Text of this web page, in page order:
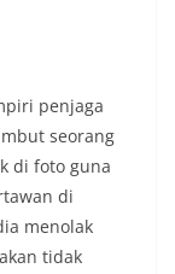
penjaga
seorang
di foto guna
di
menolak
tidak